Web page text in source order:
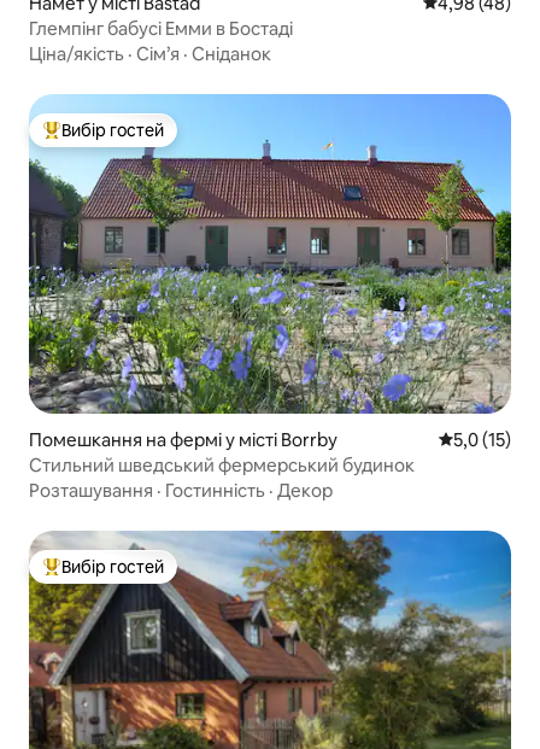
Глемпінг бабусі Емми в Бостаді
Ціна/якість · Сім’я · Сніданок
Топ вибір гостей
Вибір гостей
Помешкання на фермі у місті Borrby Середня
5,0 (15)
Стильний шведський фермерський будинок
Розташування · Гостинність · Декор
Топ вибір гостей
Вибір гостей